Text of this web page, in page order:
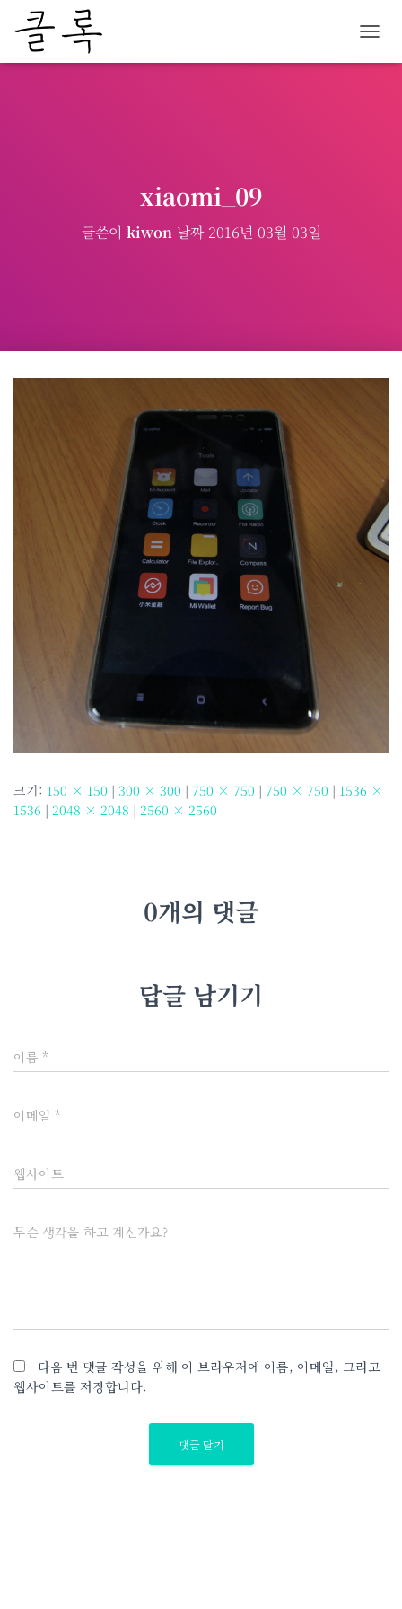
비
xiaomi_09
글쓴이 kiwon날짜 2016년 03월 03일
크기: 150 × 150 | 300 × 300 | 750 × 750 | 750 × 750 | 1536 ×
1536 | 2048 × 2048 | 2560 × 2560
0개의 댓글
답글 남기기
이름 *
이메일 *
웹사이트
무슨 생각을 하고 계신가요?
다음 번 댓글 작성을 위해 이 브라우저에 이름, 이메일, 그리고
웹사이트를 저장합니다.